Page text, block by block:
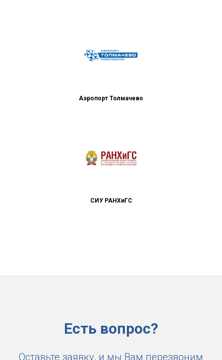
Аэропорт Толмачево
СИУ РАНХиГС
Есть вопрос?
Оставьте заявку, и мы Вам перезвоним